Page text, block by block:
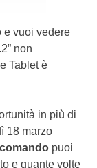
e vuoi vedere
non
Tablet è
in più di
18 marzo
puoi
e quante volte